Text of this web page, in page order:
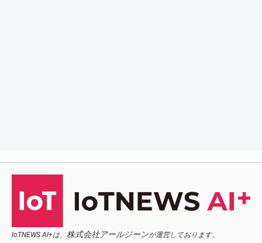
IoTNEWS AI+は、 株式会社アールジーンが運営しております。